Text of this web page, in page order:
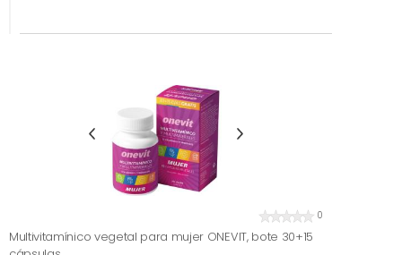
0
Multivitamínico vegetal para mujer ONEVIT, bote 30+15